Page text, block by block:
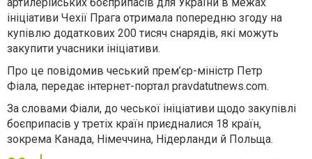
артилерійських боєприпасів для України в межах
ініціативи Чехії Прага отримала попередню згоду на
купівлю додаткових 200 тисяч снарядів, які можуть
закупити учасники ініціативи.
Про це повідомив чеський прем’єр-міністр Петр
Фіала, передає інтернет-портал pravdatutnews.com.
За словами Фіали, до чеської ініціативи щодо закупівлі
боєприпасів у третіх країн приєдналися 18 країн,
зокрема Канада, Німеччина, Нідерланди й Польща.